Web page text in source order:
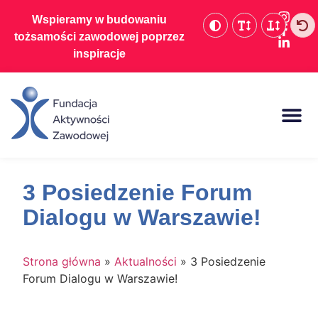
Wspieramy w budowaniu
tożsamości zawodowej poprzez
inspiracje
3 Posiedzenie Forum
Dialogu w Warszawie!
Strona główna » Aktualności » 3 Posiedzenie
Forum Dialogu w Warszawie!